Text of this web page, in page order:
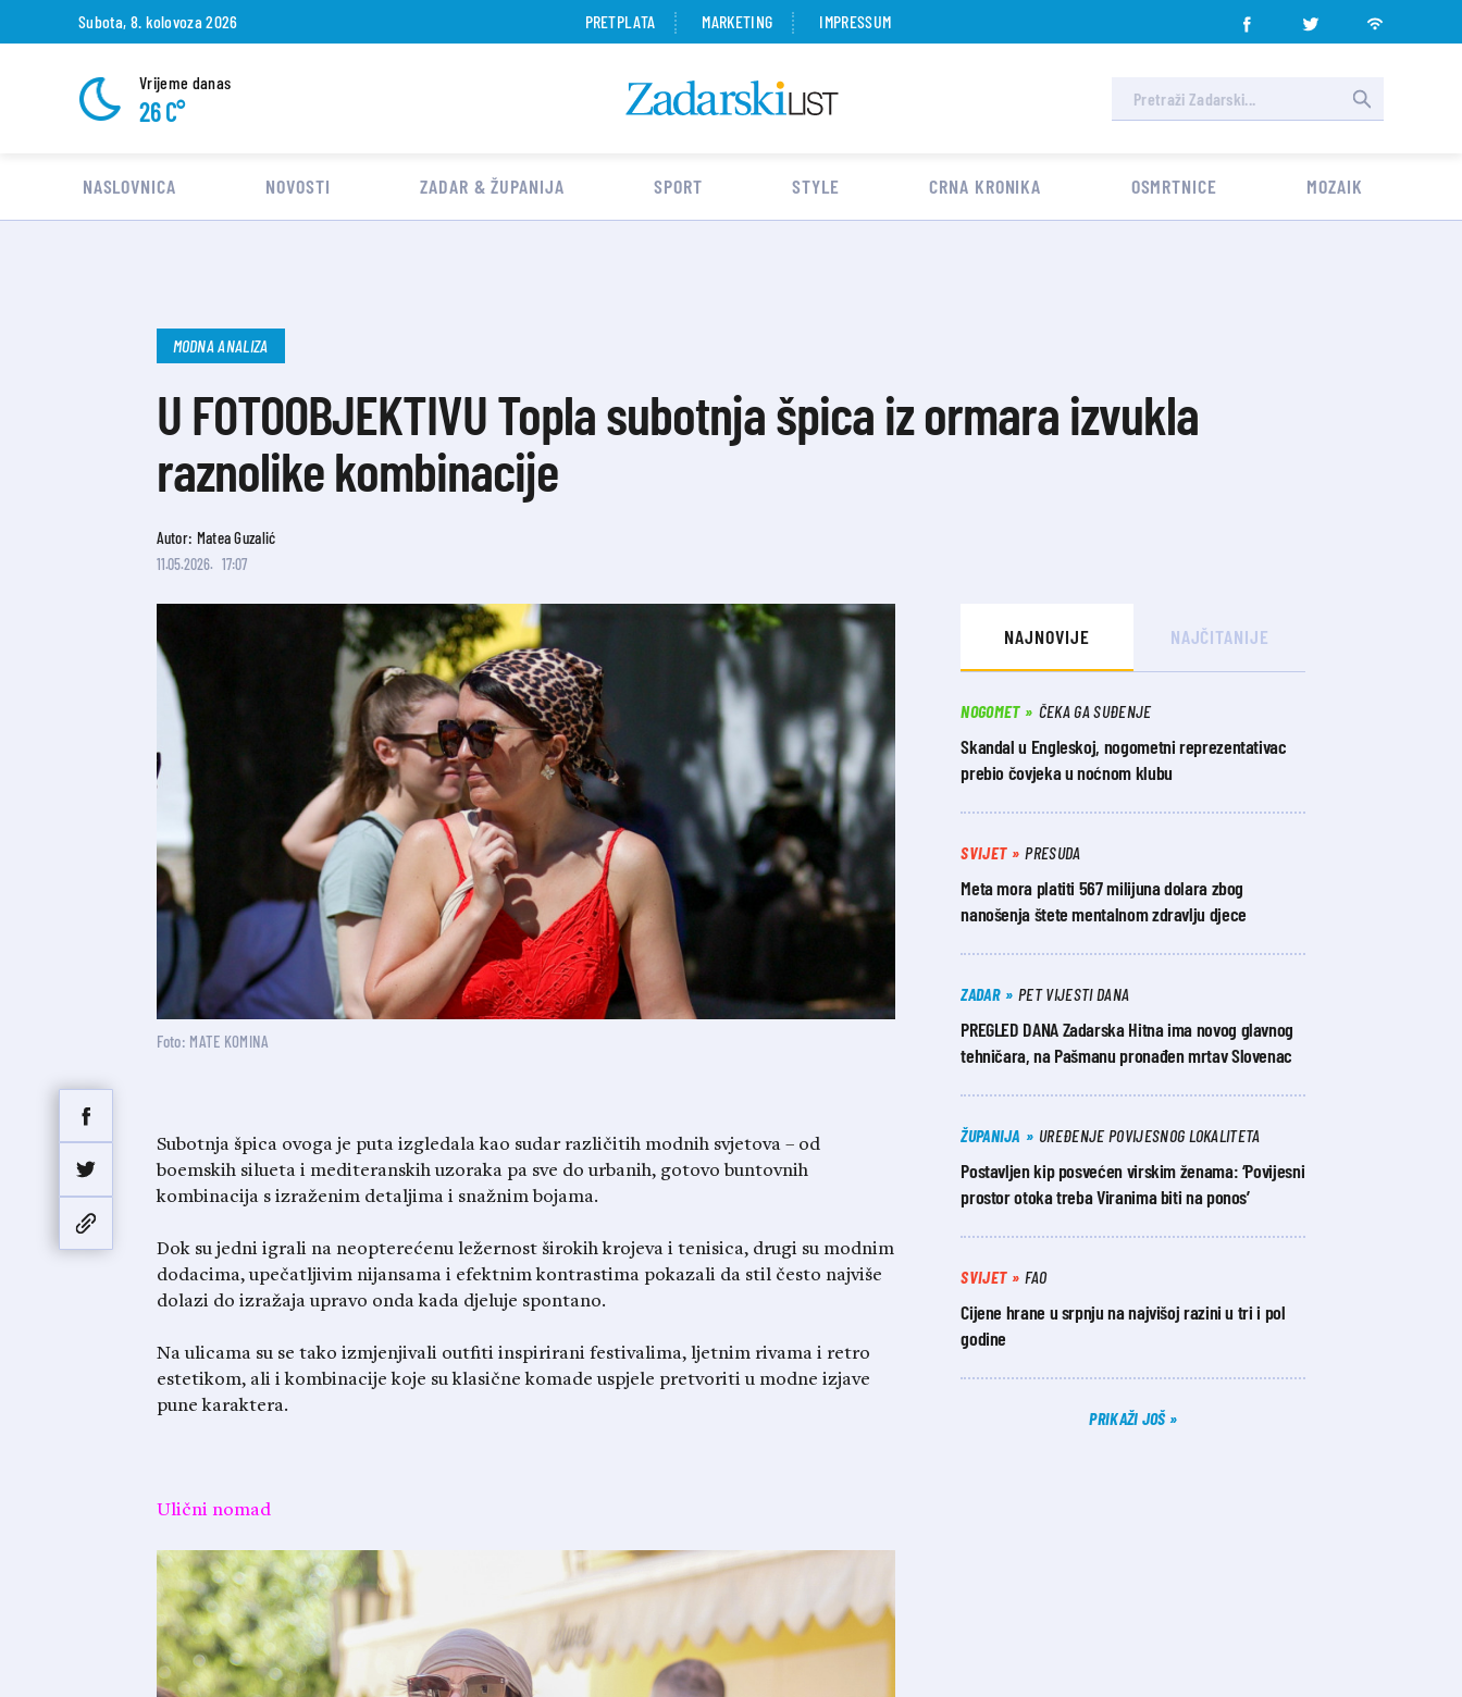
Subota, 8. kolovoza 2026 PRETPLATA MARKETING IMPRESSUM
Vrijeme danas
26 C°
NASLOVNICA NOVOSTI ZADAR & ŽUPANIJA SPORT STYLE CRNA KRONIKA OSMRTNICE MOZAIK
MODNA ANALIZA
U FOTOOBJEKTIVU Topla subotnja špica iz ormara izvukla
raznolike kombinacije
Autor: Matea Guzalić
11.05.2026. 17:07
Foto: MATE KOMINA
Subotnja špica ovoga je puta izgledala kao sudar različitih modnih svjetova – od
boemskih silueta i mediteranskih uzoraka pa sve do urbanih, gotovo buntovnih
kombinacija s izraženim detaljima i snažnim bojama.
Dok su jedni igrali na neopterećenu ležernost širokih krojeva i tenisica, drugi su modnim
dodacima, upečatljivim nijansama i efektnim kontrastima pokazali da stil često najviše
dolazi do izražaja upravo onda kada djeluje spontano.
Na ulicama su se tako izmjenjivali outfiti inspirirani festivalima, ljetnim rivama i retro
estetikom, ali i kombinacije koje su klasične komade uspjele pretvoriti u modne izjave
pune karaktera.
Ulični nomad
NAJNOVIJE NAJČITANIJE
NOGOMET ČEKA GA SUĐENJE
Skandal u Engleskoj, nogometni reprezentativac
prebio čovjeka u noćnom klubu
SVIJET PRESUDA
Meta mora platiti 567 milijuna dolara zbog
nanošenja štete mentalnom zdravlju djece
ZADAR PET VIJESTI DANA
PREGLED DANA Zadarska Hitna ima novog glavnog
tehničara, na Pašmanu pronađen mrtav Slovenac
ŽUPANIJA UREĐENJE POVIJESNOG LOKALITETA
Postavljen kip posvećen virskim ženama: ‘Povijesni
prostor otoka treba Viranima biti na ponos’
SVIJET FAO
Cijene hrane u srpnju na najvišoj razini u tri i pol
godine
PRIKAŽI JOŠ